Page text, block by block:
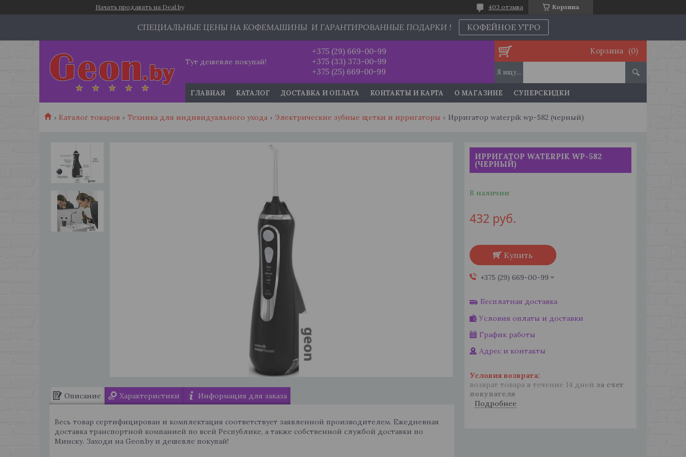
Начать продавать на Deal.by Корзина
403 отзыва
СПЕЦИАЛЬНЫЕ ЦЕНЫ НА КОФЕМАШИНЫ И ГАРАНТИРОВАННЫЕ ПОДАРКИ ! КОФЕЙНОЕ УТРО
Тут дешевле покупай!
+375 (29) 669-00-99
+375 (33) 373-00-99
+375 (25) 669-00-99
Корзина
ГЛАВНАЯ КАТАЛОГ ДОСТАВКА И ОПЛАТА КОНТАКТЫ И КАРТА О МАГАЗИНЕ СУПЕРСКИДКИ
Каталог товаров Техника для индивидуального ухода Электрические зубные щетки и ирригаторы Ирригатор waterpik wp-582 (черный)
Описание Характеристики Информация для заказа
Весь товар сертифицирован и комплектация соответствует заявленной производителем. Ежедневная
доставка транспортной компанией по всей Республике, а также собственной службой доставки по
Минску. Заходи на Geon.by и дешевле покупай!
ИРРИГАТОР WATERPIK WP-582
(ЧЕРНЫЙ)
В наличии
432 руб.
Купить
+375 (29) 669-00-99
Бесплатная доставка
Условия оплаты и доставки
График работы
Адрес и контакты
возврат товара в течение 14 дней за счет
покупателя
Подробнее